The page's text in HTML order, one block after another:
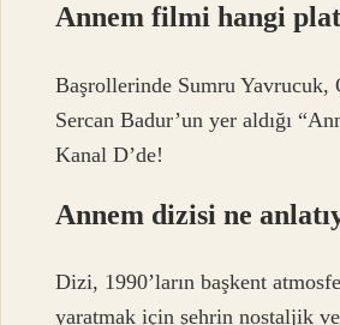
Annem filmi hangi
Başrollerinde Sumru Yavrucuk,
Sercan Badur’un yer aldığı
Kanal D’de!
Annem dizisi ne
Dizi, 1990’ların başkent
yaratmak için şehrin nostaljik